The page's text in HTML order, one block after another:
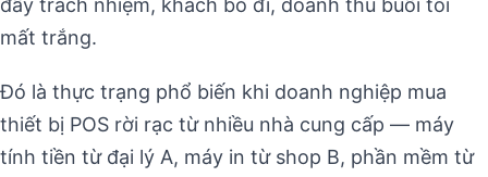
đẩy trách nhiệm, khách bỏ đi, doanh thu buổi tối
mất trắng.
Đó là thực trạng phổ biến khi doanh nghiệp mua
thiết bị POS rời rạc từ nhiều nhà cung cấp — máy
tính tiền từ đại lý A, máy in từ shop B, phần mềm từ